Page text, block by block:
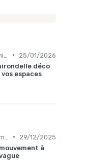
•
25/01/2026
déco
espaces
•
29/12/2025
à